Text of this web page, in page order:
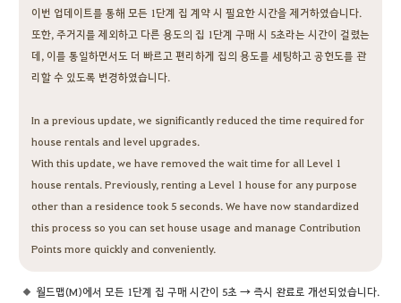
이번 업데이트를 통해 모든 1단계 집 계약 시 필요한 시간을 제거하였습니다.
또한, 주거지를 제외하고 다른 용도의 집 1단계 구매 시 5초라는 시간이 걸렸는
데, 이를 통일하면서도 더 빠르고 편리하게 집의 용도를 세팅하고 공헌도를 관
리할 수 있도록 변경하였습니다.
In a previous update, we significantly reduced the time required for
house rentals and level upgrades.
With this update, we have removed the wait time for all Level 1
house rentals. Previously, renting a Level 1 house for any purpose
other than a residence took 5 seconds. We have now standardized
this process so you can set house usage and manage Contribution
Points more quickly and conveniently.
월드맵(M)에서 모든 1단계 집 구매 시간이 5초 → 즉시 완료로 개선되었습니다.